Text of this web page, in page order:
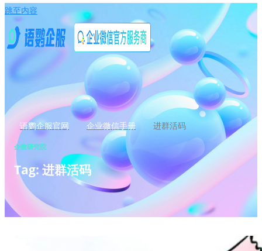
跳至内容
语鹦企服官网 企业微信手册 进群活码
企微研究院
Tag: 进群活码